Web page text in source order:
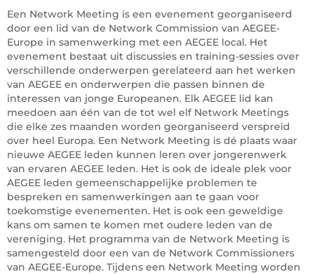
Een Network Meeting is een evenement georganiseerd
door een lid van de Network Commission van AEGEE-
Europe in samenwerking met een AEGEE local. Het
evenement bestaat uit discussies en training-sessies over
verschillende onderwerpen gerelateerd aan het werken
van AEGEE en onderwerpen die passen binnen de
interessen van jonge Europeanen. Elk AEGEE lid kan
meedoen aan één van de tot wel elf Network Meetings
die elke zes maanden worden georganiseerd verspreid
over heel Europa. Een Network Meeting is dé plaats waar
nieuwe AEGEE leden kunnen leren over jongerenwerk
van ervaren AEGEE leden. Het is ook de ideale plek voor
AEGEE leden gemeenschappelijke problemen te
bespreken en samenwerkingen aan te gaan voor
toekomstige evenementen. Het is ook een geweldige
kans om samen te komen met oudere leden van de
vereniging. Het programma van de Network Meeting is
samengesteld door een van de Network Commissioners
van AEGEE-Europe. Tijdens een Network Meeting worden